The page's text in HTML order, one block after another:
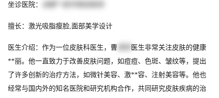
坐诊医院：
擅长：激光吸脂瘦脸,面部美学设计
医生介绍：作为一位皮肤科医生，曹
医生非常关注皮肤的健康
**丽。他一直致力于改善皮肤问题，如痘痘、色斑、皱纹等，提出
了许多创新的治疗方法，如微针美容、激**容、注射美容等。他也
经常与国内外的知名医院和研究机构合作，共同研究皮肤疾病的治